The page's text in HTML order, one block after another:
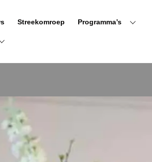
Streekomroep Programma’s